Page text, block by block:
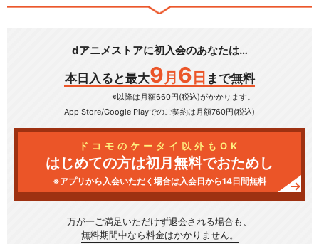
dアニメストアに初入会のあなたは…
本日入ると最大9 月 6 日 まで無料
※以降は月額660円(税込)がかかります。
App Store/Google Playでのご契約は月額760円(税込)
ドコモのケータイ以外もOK
はじめての方は初月無料でおためし
※アプリから入会いただく場合は入会日から14日間無料
万が一ご満足いただけず退会される場合も、
無料期間中なら料金はかかりません。